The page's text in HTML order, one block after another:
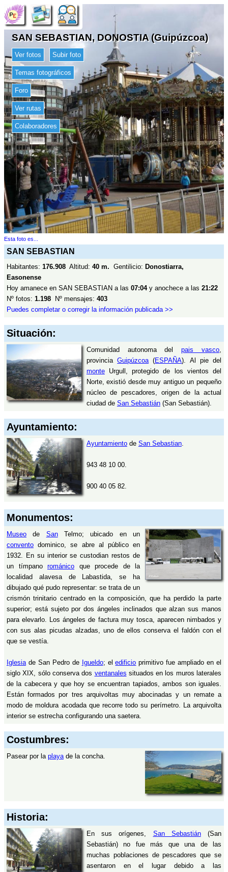
SAN SEBASTIAN, DONOSTIA (Guipúzcoa)
Ver fotos Subir foto
Temas fotográficos
Foro
Ver rutas
Colaboradores
Esta foto es...
SAN SEBASTIAN
Habitantes: 176.908 Altitud: 40 m. Gentilicio: Donostiarra,
Easonense
Hoy amanece en SAN SEBASTIAN a las 07:04y anochece a las 21:22
Nº fotos: 1.198 Nº mensajes: 403
Puedes completar o corregir la información publicada >>
Situación:
Comunidad autonoma delpais vasco,
provinciaGuipúzcoa(ESPAÑA). Al pie del
monteUrgull, protegido de los vientos del
Norte, existió desde muy antiguo un pequeño
núcleo de pescadores, origen de la actual
ciudad de San Sebastián(San Sebastián).
Ayuntamiento:
Ayuntamientode San Sebastian.
943 48 10 00.
900 40 05 82.
Monumentos:
Museo de SanTelmo; ubicado en un
convento dominico, se abre al público en
1932. En su interior se custodian restos de
un tímpano románico que procede de la
localidad alavesa de Labastida, se ha
dibujado qué pudo representar: se trata de un
crismón trinitario centrado en la composición, que ha perdido la parte
superior; está sujeto por dos ángeles inclinados que alzan sus manos
para elevarlo. Los ángeles de factura muy tosca, aparecen nimbados y
con sus alas picudas alzadas, uno de ellos conserva el faldón con el
que se vestía.
Iglesiade San Pedro de Igueldo; eledificio primitivo fue ampliado en el
siglo XIX, sólo conserva dos ventanales situados en los muros laterales
de la cabecera y que hoy se encuentran tapiados, ambos son iguales.
Están formados por tres arquivoltas muy abocinadas y un remate a
modo de moldura acodada que recorre todo su perímetro. La arquivolta
interior se estrecha configurando una saetera.
Costumbres:
Pasear por la playade la concha.
Historia:
En sus orígenes, San Sebastián(San
Sebastián) no fue más que una de las
muchas poblaciones de pescadores que se
asentaron en el lugar debido a las